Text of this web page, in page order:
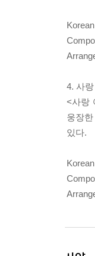
4. 사
<사랑
웅장
있다.